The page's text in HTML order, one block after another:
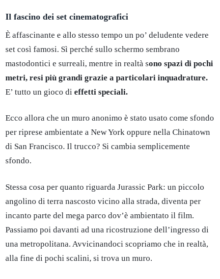
Il fascino dei set cinematografici
È affascinante e allo stesso tempo un po’ deludente vedere
set così famosi. Sì perché sullo schermo sembrano
mastodontici e surreali, mentre in realtà sono spazi di pochi
metri, resi più grandi grazie a particolari inquadrature.
E’ tutto un gioco di effetti speciali.
Ecco allora che un muro anonimo è stato usato come sfondo
per riprese ambientate a New York oppure nella Chinatown
di San Francisco. Il trucco? Si cambia semplicemente
sfondo.
Stessa cosa per quanto riguarda Jurassic Park: un piccolo
angolino di terra nascosto vicino alla strada, diventa per
incanto parte del mega parco dov’è ambientato il film.
Passiamo poi davanti ad una ricostruzione dell’ingresso di
una metropolitana. Avvicinandoci scopriamo che in realtà,
alla fine di pochi scalini, si trova un muro.